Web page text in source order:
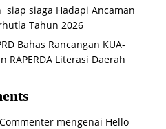
siap siaga Hadapi Ancaman
Tahun 2026
Bahas Rancangan KUA-
RAPERDA Literasi Daerah
mengenai Hello